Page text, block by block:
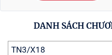
DANH SÁCH
TN3/X18